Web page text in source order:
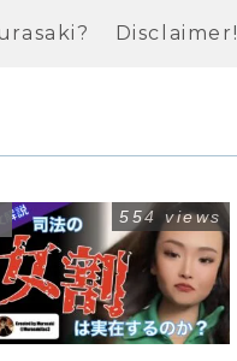
Disclaimer!
554 views